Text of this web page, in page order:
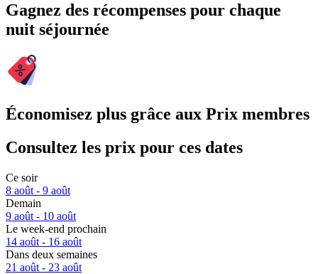
Gagnez des récompenses pour chaque
nuit séjournée
Économisez plus grâce aux Prix membres
Consultez les prix pour ces dates
Ce soir
8 août - 9 août
Demain
9 août - 10 août
Le week-end prochain
14 août - 16 août
Dans deux semaines
21 août - 23 août